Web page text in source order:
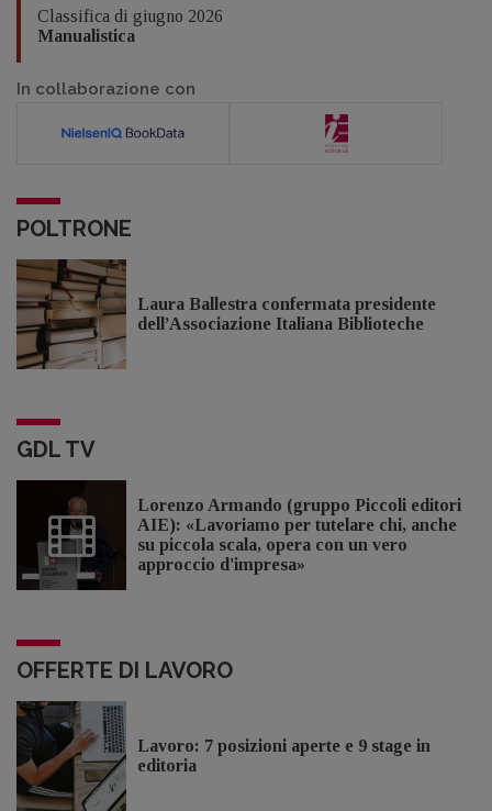
Classifica di giugno 2026
Manualistica
In collaborazione con
POLTRONE
Laura Ballestra confermata presidente
dell’Associazione Italiana Biblioteche
GDL TV
Lorenzo Armando (gruppo Piccoli editori
AIE): «Lavoriamo per tutelare chi, anche
su piccola scala, opera con un vero
approccio d'impresa»
OFFERTE DI LAVORO
Lavoro: 7 posizioni aperte e 9 stage in
editoria